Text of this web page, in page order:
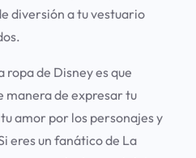
diversión a tu vestuario
ropa de Disney es que
manera de expresar tu
amor por los personajes y
eres un fanático de La